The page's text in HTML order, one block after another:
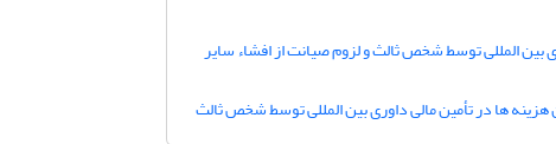
المللی توسط شخص ثالث و لزوم صیانت از افشاء سایر
ها در تأمین مالی داوری بین المللی توسط شخص ثالث